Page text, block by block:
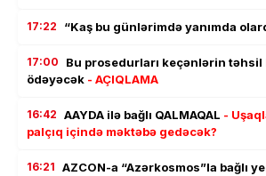
17:22 “Kaş bu günlərimdə yanımda
17:00
Bu prosedurları keçənlərin təhsil
ödəyəcək - AÇIQLAMA
16:42 AAYDA ilə bağlı QALMAQAL -
palçıq içində məktəbə gedəcək?
16:21 AZCON-a “Azərkosmos”la bağlı